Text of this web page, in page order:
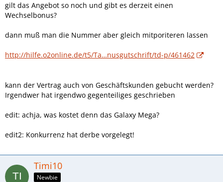
gilt das Angebot so noch und gibt es derzeit einen
Wechselbonus?
dann muß man die Nummer aber gleich mitporiteren lassen
http://hilfe.o2online.de/t5/Ta…nusgutschrift/td-p/461462
kann der Vertrag auch von Geschäftskunden gebucht werden?
Irgendwer hat irgendwo gegenteiliges geschrieben
edit: achja, was kostet denn das Galaxy Mega?
edit2: Konkurrenz hat derbe vorgelegt!
Timi10
Newbie